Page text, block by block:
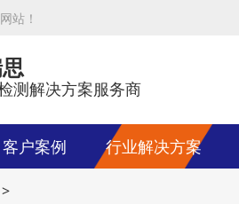
站！
测解决方案服务商
客户案例 行业解决方案
>